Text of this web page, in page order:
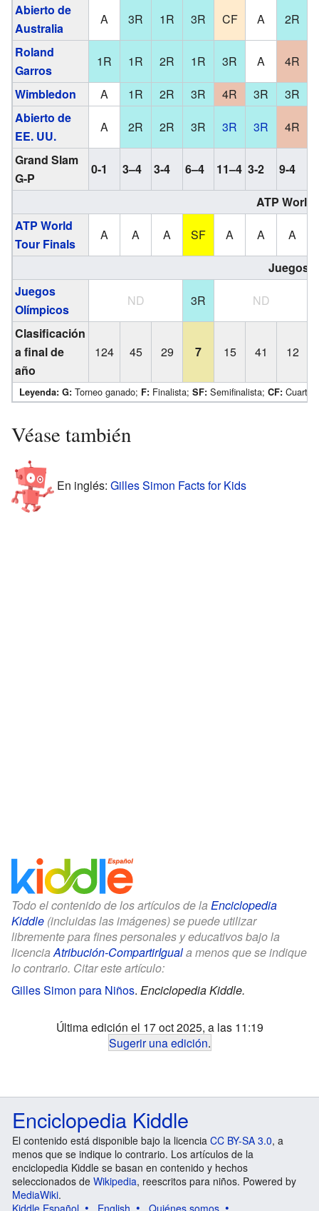
Abierto de
Australia
A 3R 1R 3R CF A 2R
Roland
Garros
1R 1R 2R 1R 3R A 4R
Wimbledon
A 1R 2R 3R 4R 3R 3R
Abierto de
EE. UU.
A 2R 2R 3R 3R 3R 4R
Grand Slam
G-P
0-1 3–4 3-4 6–4 11–4 3-2 9-4
ATP World
ATP World
Tour Finals
A A A SF A A
A
Juegos
Juegos
Olímpicos
ND 3R ND
Clasificación
a final de
año
124 45 29 7 15 41 12
Leyenda: G: Torneo ganado; F: Finalista; SF: Semifinalista; CF:
Véase también
En inglés: Gilles Simon Facts for Kids
Todo el contenido de los artículos de la Enciclopedia
Kiddle (incluidas las imágenes) se puede utilizar
libremente para fines personales y educativos bajo la
licencia Atribución-CompartirIguala menos que se indique
lo contrario. Citar este artículo:
Gilles Simon para Niños. Enciclopedia Kiddle.
Última edición el 17 oct 2025, a las 11:19
Sugerir una edición.
Enciclopedia Kiddle
El contenido está disponible bajo la licencia CC BY-SA 3.0, a
menos que se indique lo contrario. Los artículos de la
enciclopedia Kiddle se basan en contenido y hechos
seleccionados de Wikipedia, reescritos para niños. Powered by
MediaWiki.
Kiddle Español
English Quiénes somos